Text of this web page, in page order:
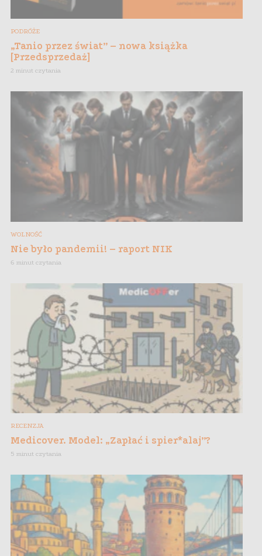
PODRÓŻE
„Tanio przez świat” – nowa książka
[Przedsprzedaż]
2 minut czytania
WOLNOŚĆ
Nie było pandemii! – raport NIK
6 minut czytania
RECENZJA
Medicover. Model: „Zapłać i spier*alaj”?
5 minut czytania